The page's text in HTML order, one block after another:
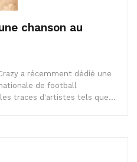
chanson au
a récemment dédié une
de football
les traces d'artistes tels que…